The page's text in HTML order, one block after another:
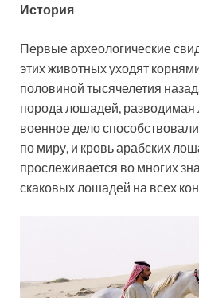
История
Первые археологические
этих животных уходят
половиной тысячелетия
порода лошадей, разводимая
военное дело
по миру, и кровь арабских
прослеживается во многих
скаковых лошадей на всех